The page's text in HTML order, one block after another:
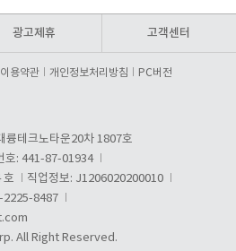
광고제휴 고객센터
용약관 개인정보처리방침 PC버전
륭테크노타운20차 1807호
호: 441-87-01934
호
직업정보: J1206020200010
2225-8487
All Right Reserved.